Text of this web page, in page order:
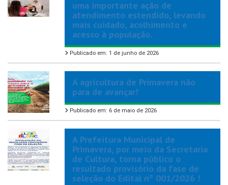
uma importante ação de
atendimento estendido, levando
mais cuidado, acolhimento e
acesso à população.
Publicado em: 1 de junho de 2026
A agricultura de Primavera não
para de avançar!
Publicado em: 6 de maio de 2026
A Prefeitura Municipal de
Primavera, por meio da Secretaria
de Cultura, torna público o
resultado provisório da fase de
seleção do Edital nº 001/2026 !